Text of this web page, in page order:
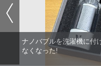
ナノバブルを洗濯機に付
なくなった!